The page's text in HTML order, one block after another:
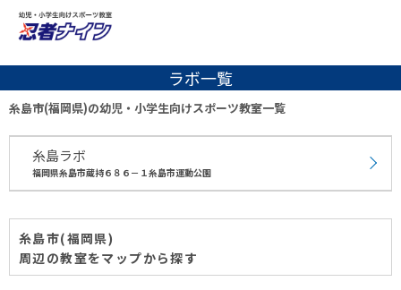
ラボ一覧
糸島市(福岡県)の幼児・小学生向けスポーツ教室一覧
糸島ラボ
福岡県糸島市蔵持６８６－１糸島市運動公園
糸島市(福岡県)
周辺の教室をマップから探す